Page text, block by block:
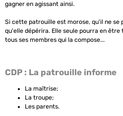
gagner en agissant ainsi.
Si cette patrouille est morose, qu'il ne se
qu'elle dépérira. Elle seule pourra en
tous ses membres qui la compose...
CDP : La patrouille informe
La maîtrise;
La troupe;
Les parents.